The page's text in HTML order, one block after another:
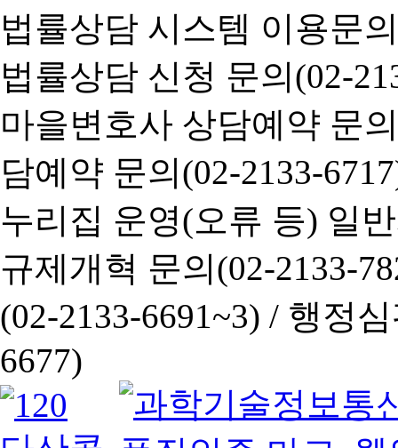
법률상담 시스템 이용문
법률상담 신청 문의(02-
마을변호사 상담예약 문
담예약 문의(02-2133-
누리집 운영(오류 등) 일
규제개혁 문의(02-2133-
(02-2133-6691~3) / 행정심
6677)